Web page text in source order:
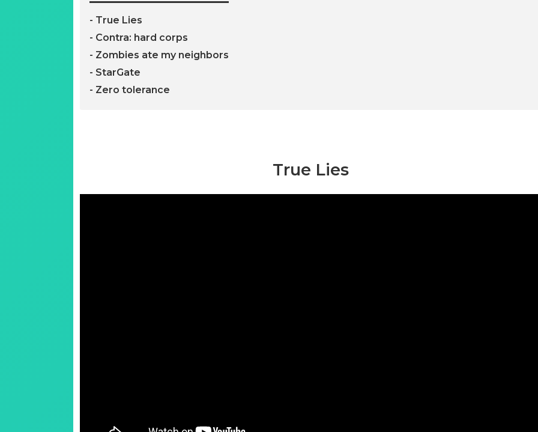
- True Lies
- Contra: hard corps
- Zombies ate my neighbors
- StarGate
- Zero tolerance
True Lies